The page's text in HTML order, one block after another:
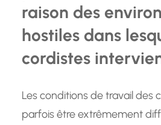
raison des
hostiles dans
cordistes
Les conditions de travail des
parfois être extrêmement